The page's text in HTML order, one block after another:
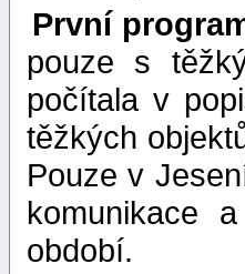
První
pouze s
počítala v
těžkých
Pouze v
komunikace
období.